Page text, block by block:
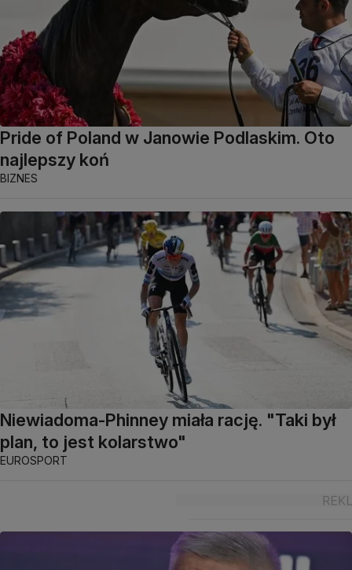
Pride of Poland w Janowie Podlaskim. Oto
najlepszy koń
BIZNES
Niewiadoma-Phinney miała rację. "Taki był
plan, to jest kolarstwo"
EUROSPORT